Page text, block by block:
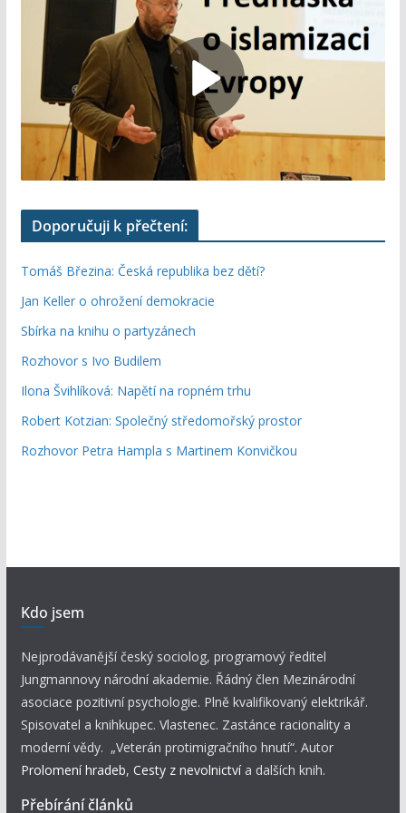
Doporučuji k přečtení:
Tomáš Březina: Česká republika bez dětí?
Jan Keller o ohrožení demokracie
Sbírka na knihu o partyzánech
Rozhovor s Ivo Budilem
Ilona Švihlíková: Napětí na ropném trhu
Robert Kotzian: Společný středomořský prostor
Rozhovor Petra Hampla s Martinem Konvičkou
Kdo jsem
Nejprodávanější český sociolog, programový ředitel
Jungmannovy národní akademie. Řádný člen Mezinárodní
asociace pozitivní psychologie. Plně kvalifikovaný elektrikář.
Spisovatel a knihkupec. Vlastenec. Zastánce racionality a
moderní vědy. „Veterán protimigračního hnutí“. Autor
Prolomení hradeb, Cesty z nevolnictví a dalších knih.
Přebírání článků